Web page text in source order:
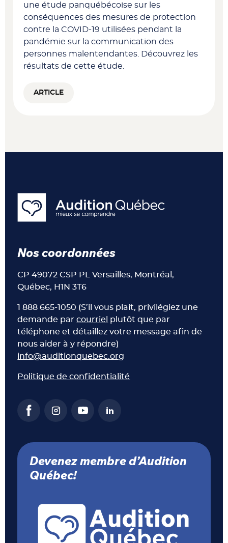
une étude panquébécoise sur les
conséquences des mesures de protection
contre la COVID-19 utilisées pendant la
pandémie sur la communication des
personnes malentendantes. Découvrez les
résultats de cette étude.
ARTICLE
Nos coordonnées
CP 49072 CSP PL Versailles, Montréal,
Québec, H1N 3T6
1 888 665-1050 (S’il vous plait, privilégiez une
demande parcourriel plutôt que par
téléphone et détaillez votre message afin de
nous aider à y répondre)
info@auditionquebec.org
Politique de confidentialité
Devenez membre d’Audition
Québec!